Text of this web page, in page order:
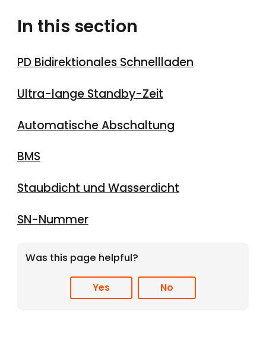
In this section
PD Bidirektionales Schnellladen
Ultra-lange Standby-Zeit
Automatische Abschaltung
BMS
Staubdicht und Wasserdicht
SN-Nummer
Was this page helpful?
Yes No